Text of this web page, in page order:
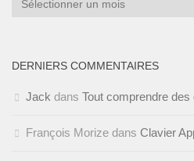
DERNIERS COMMENTAIRES
Jack dans Tout comprendre
François Morize dans Clavier